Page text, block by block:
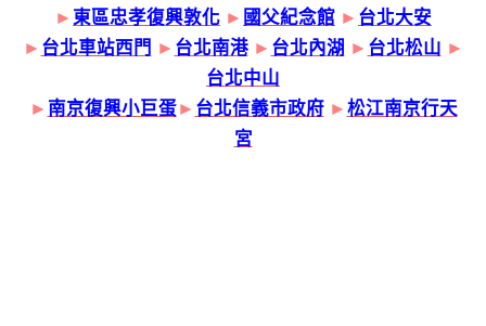
► 東區忠孝復興敦化 ► 國父紀念館 ► 台北大安
► 台北車站西門 ► 台北南港 ► 台北內湖 ► 台北松山 ►
台北中山
► 南京復興小巨蛋► 台北信義市政府► 松江南京行天
宮